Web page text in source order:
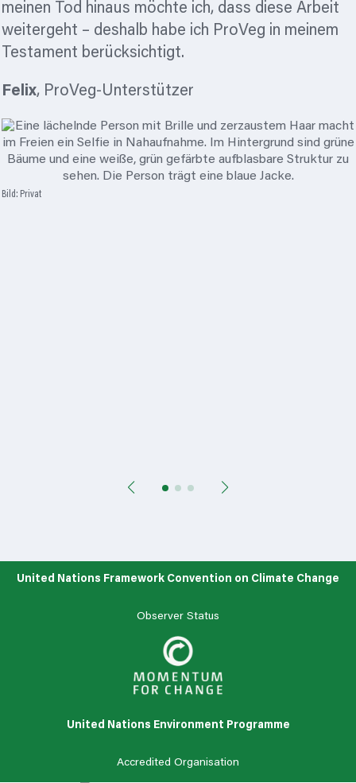
meinen Tod hinaus möchte ich, dass diese Arbeit
weitergeht – deshalb habe ich ProVeg in meinem
Testament berücksichtigt.
Felix, ProVeg-Unterstützer
Bild: Privat
United Nations Framework Convention on Climate Change
Observer Status
United Nations Environment Programme
Accredited Organisation